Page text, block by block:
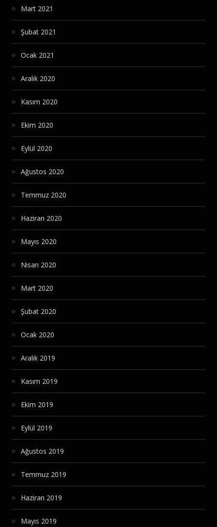
Mart 2021
Şubat 2021
Ocak 2021
Aralık 2020
Kasım 2020
Ekim 2020
Eylül 2020
Ağustos 2020
Temmuz 2020
Haziran 2020
Mayıs 2020
Nisan 2020
Mart 2020
Şubat 2020
Ocak 2020
Aralık 2019
Kasım 2019
Ekim 2019
Eylül 2019
Ağustos 2019
Temmuz 2019
Haziran 2019
Mayıs 2019